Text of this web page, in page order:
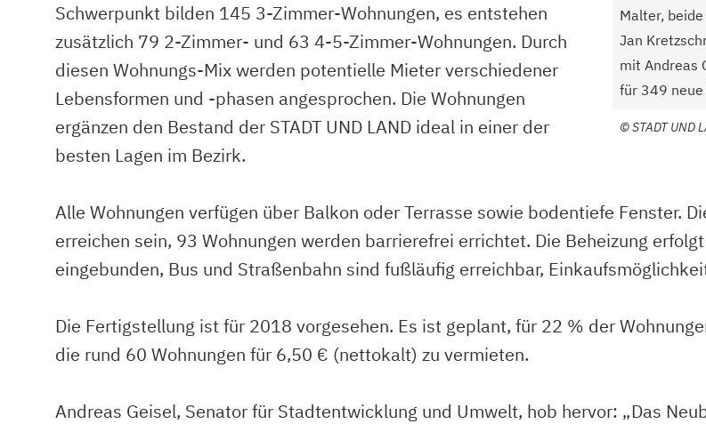
Malter,
Jan
mit Andreas
für 349 neue
©STADT UND
Schwerpunkt bilden 145 3-Zimmer-Wohnungen, es entstehen
zusätzlich 79 2-Zimmer- und 63 4-5-Zimmer-Wohnungen. Durch
diesen Wohnungs-Mix werden potentielle Mieter verschiedener
Lebensformen und -phasen angesprochen. Die Wohnungen
ergänzen den Bestand der STADT UND LAND ideal in einer der
besten Lagen im Bezirk.
Alle Wohnungen verfügen über Balkon oder Terrasse sowie bodentiefe Fenster.
erreichen sein, 93 Wohnungen werden barrierefrei errichtet. Die Beheizung
eingebunden, Bus und Straßenbahn sind fußläufig erreichbar,
Die Fertigstellung ist für 2018 vorgesehen. Es ist geplant, für 22 % der
die rund 60 Wohnungen für 6,50 € (nettokalt) zu vermieten.
Andreas Geisel, Senator für Stadtentwicklung und Umwelt, hob hervor: „Das